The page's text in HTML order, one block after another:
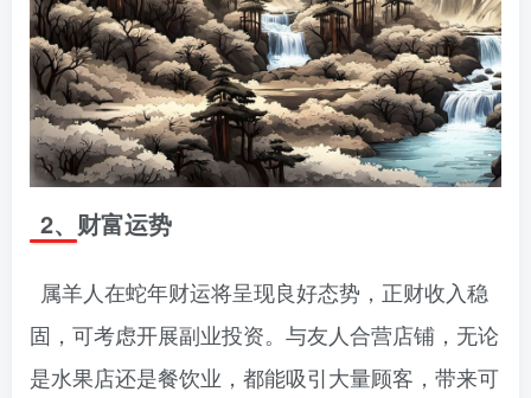
2、财富运势
属羊人在蛇年财运将呈现良好态势，正财收入稳
固，可考虑开展副业投资。与友人合营店铺，无论
是水果店还是餐饮业，都能吸引大量顾客，带来可